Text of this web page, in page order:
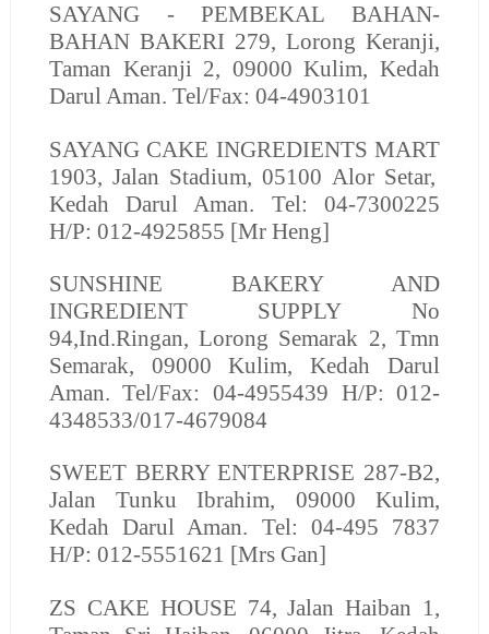
SAYANG - PEMBEKAL BAHAN-
BAHAN BAKERI 279, Lorong Keranji,
Taman Keranji 2, 09000 Kulim, Kedah
Darul Aman. Tel/Fax: 04-4903101
SAYANG CAKE INGREDIENTS MART
1903, Jalan Stadium, 05100 Alor Setar,
Kedah Darul Aman. Tel: 04-7300225
H/P: 012-4925855 [Mr Heng]
SUNSHINE BAKERY AND
INGREDIENT SUPPLYNo
94,Ind.Ringan, Lorong Semarak 2, Tmn
Semarak, 09000 Kulim, Kedah Darul
Aman. Tel/Fax: 04-4955439 H/P: 012-
4348533/017-4679084
SWEET BERRY ENTERPRISE 287-B2,
Jalan Tunku Ibrahim, 09000 Kulim,
Kedah Darul Aman. Tel: 04-495 7837
H/P: 012-5551621 [Mrs Gan]
ZS CAKE HOUSE 74, Jalan Haiban 1,